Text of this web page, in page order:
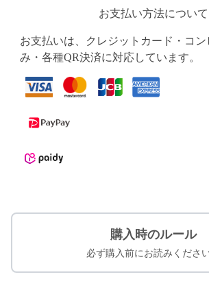
お支払い方法について
お支払いは、クレジットカード・コ
み・各種QR決済に対応しています。
購入時のルール
必ず購入前にお読みください